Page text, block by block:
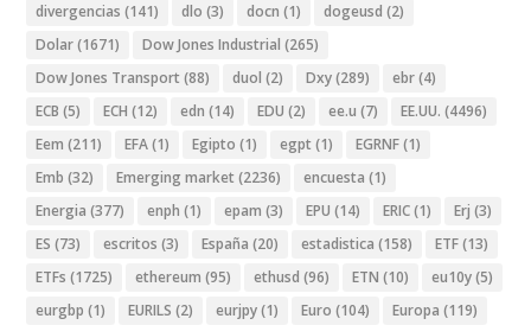
divergencias (141) dlo (3) docn (1) dogeusd (2)
Dolar(1671) Dow Jones Industrial (265)
Dow Jones Transport (88) duol (2) Dxy(289) ebr(4)
ECB (5) ECH (12) edn (14) EDU (2) ee.u (7) EE.UU. (4496)
Eem (211) EFA(1) Egipto (1) egpt (1) EGRNF(1)
Emb (32) Emerging market (2236) encuesta (1)
Energia (377) enph (1) epam (3) EPU (14) ERIC(1) Erj (3)
ES (73) escritos (3) España (20) estadistica (158) ETF(13)
ETFs (1725) ethereum (95) ethusd (96) ETN (10) eu10y(5)
eurgbp (1) EURILS (2) eurjpy(1) Euro (104) Europa (119)